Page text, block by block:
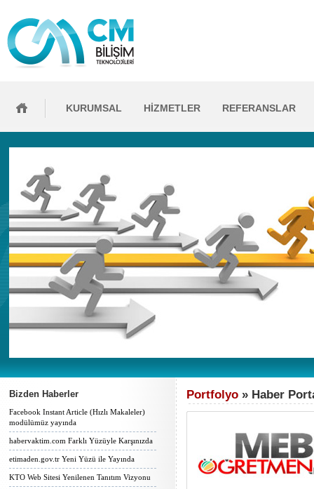
KURUMSAL HİZMETLER REFERANSLAR
Bizden Haberler
Facebook Instant Article (Hızlı Makaleler)
modülümüz yayında
habervaktim.com Farklı Yüzüyle Karşınızda
etimaden.gov.tr Yeni Yüzü ile Yayında
KTO Web Sitesi Yenilenen Tanıtım Vizyonu
Portfolyo » Haber